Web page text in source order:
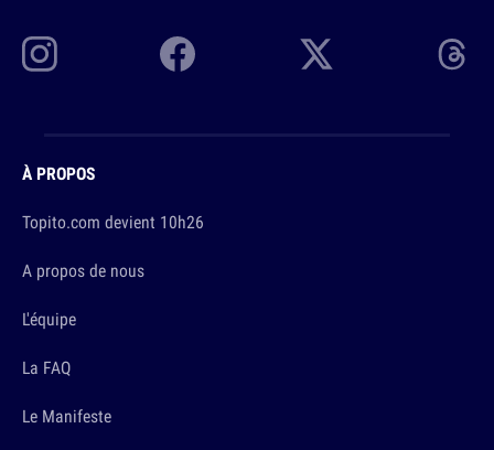
À PROPOS
Topito.com devient 10h26
A propos de nous
L'équipe
La FAQ
Le Manifeste